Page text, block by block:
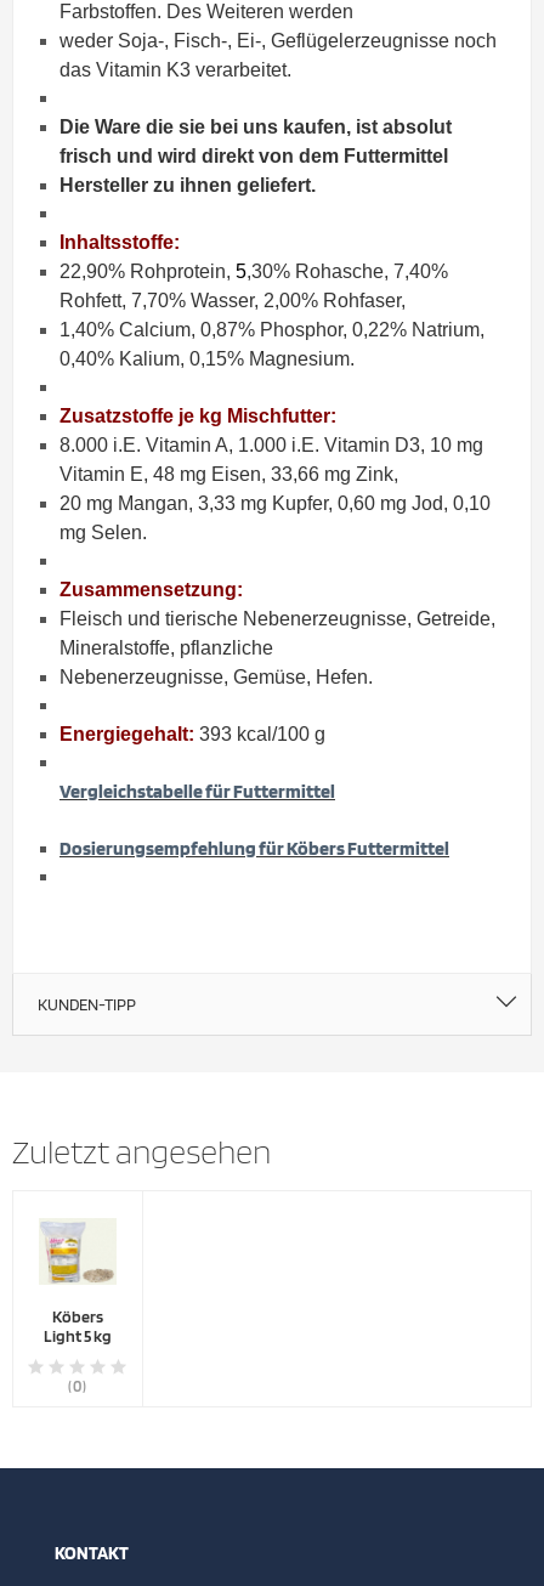
Farbstoffen. Des Weiteren werden
weder Soja-, Fisch-, Ei-, Geflügelerzeugnisse noch
das Vitamin K3 verarbeitet.
Die Ware die sie bei uns kaufen, ist absolut
frisch und wird direkt von dem Futtermittel
Hersteller zu ihnen geliefert.
Inhaltsstoffe:
22,90% Rohprotein, 5,30% Rohasche, 7,40%
Rohfett, 7,70% Wasser, 2,00% Rohfaser,
1,40% Calcium, 0,87% Phosphor, 0,22% Natrium,
0,40% Kalium, 0,15% Magnesium.
Zusatzstoffe je kg Mischfutter:
8.000 i.E. Vitamin A, 1.000 i.E. Vitamin D3, 10 mg
Vitamin E, 48 mg Eisen, 33,66 mg Zink,
20 mg Mangan, 3,33 mg Kupfer, 0,60 mg Jod, 0,10
mg Selen.
Zusammensetzung:
Fleisch und tierische Nebenerzeugnisse, Getreide,
Mineralstoffe, pflanzliche
Nebenerzeugnisse, Gemüse, Hefen.
Energiegehalt: 393 kcal/100 g
Vergleichstabelle für Futtermittel
Dosierungsempfehlung für Köbers Futtermittel
KUNDEN-TIPP
Zuletzt angesehen
Köbers
Light 5 kg
(0)
KONTAKT